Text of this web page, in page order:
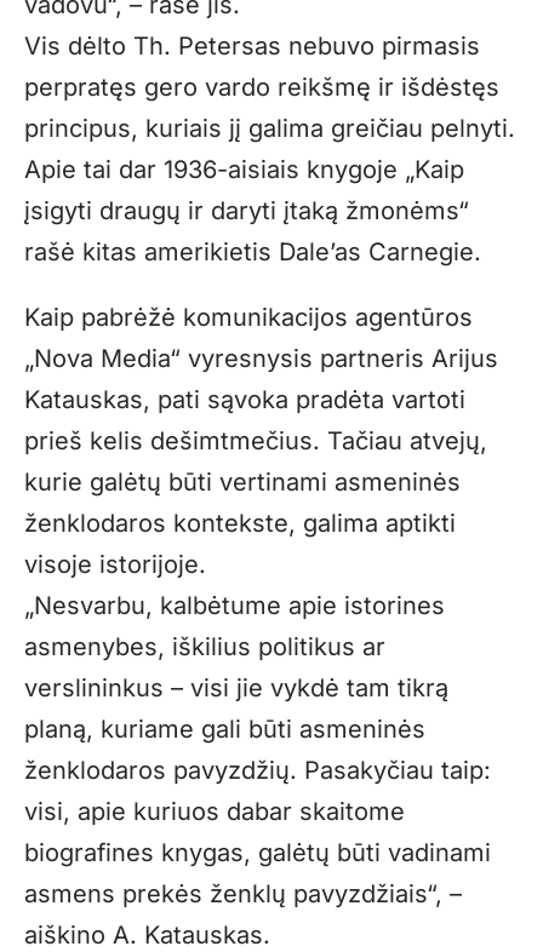
Vis dėlto Th. Petersas nebuvo pirmasis
perpratęs gero vardo reikšmę ir išdėstęs
principus, kuriais jį galima greičiau pelnyti.
Apie tai dar 1936-aisiais knygoje „Kaip
įsigyti draugų ir daryti įtaką žmonėms“
rašė kitas amerikietis Dale’as Carnegie.
Kaip pabrėžė komunikacijos agentūros
„Nova Media“ vyresnysis partneris Arijus
Katauskas, pati sąvoka pradėta vartoti
prieš kelis dešimtmečius. Tačiau atvejų,
kurie galėtų būti vertinami asmeninės
ženklodaros kontekste, galima aptikti
visoje istorijoje.
„Nesvarbu, kalbėtume apie istorines
asmenybes, iškilius politikus ar
verslininkus – visi jie vykdė tam tikrą
planą, kuriame gali būti asmeninės
ženklodaros pavyzdžių. Pasakyčiau taip:
visi, apie kuriuos dabar skaitome
biografines knygas, galėtų būti vadinami
asmens prekės ženklų pavyzdžiais“, –
aiškino A. Katauskas.